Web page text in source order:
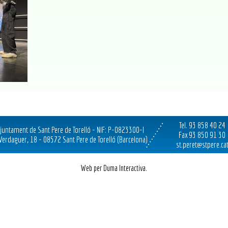
de Sant Pere de Torelló - NIF: P-0823300-I
18 - 08572 Sant Pere de Torelló (Barcelona)
Tel. 93 858 40 24
Fax 93 850 91 30
st.peret@stpere.cat
Web per Duma Interactiva.